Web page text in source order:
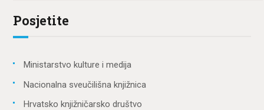
Posjetite
Ministarstvo kulture i medija
Nacionalna sveučilišna knjižnica
Hrvatsko knjižničarsko društvo